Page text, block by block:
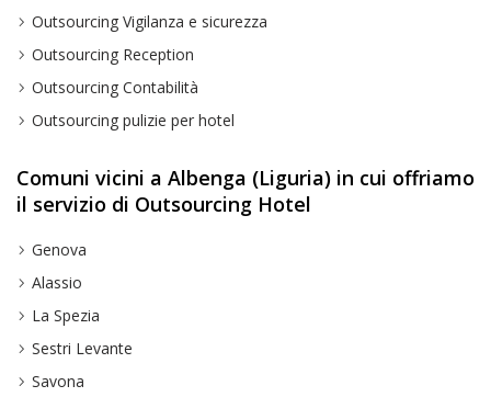
Outsourcing Vigilanza e sicurezza
Outsourcing Reception
Outsourcing Contabilità
Outsourcing pulizie per hotel
Comuni vicini a Albenga (Liguria) in cui offriamo
il servizio di Outsourcing Hotel
Genova
Alassio
La Spezia
Sestri Levante
Savona